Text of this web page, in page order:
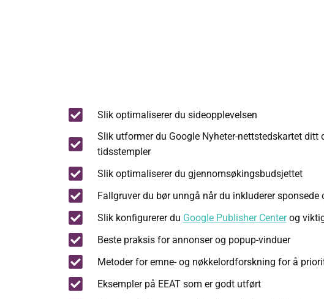
Slik optimaliserer du sideopplevelsen
Slik utformer du Google Nyheter-nettstedskartet ditt
tidsstempler
Slik optimaliserer du gjennomsøkingsbudsjettet
Fallgruver du bør unngå når du inkluderer sponsede
Slik konfigurerer du Google Publisher Centerog
Beste praksis for annonser og popup-vinduer
Metoder for emne- og nøkkelordforskning for å
Eksempler på EEAT som er godt utført